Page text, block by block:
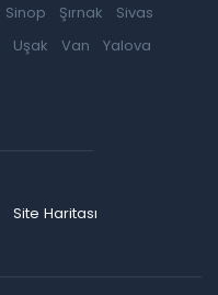
Sinop Şırnak
Sivas
Uşak Van
Yalova
Site Haritası